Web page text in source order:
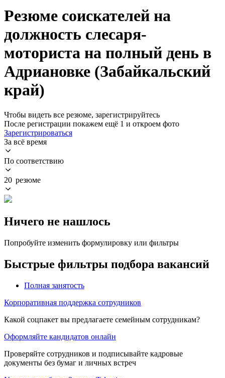
Резюме соискателей на
должность слесаря-
моториста на полный день в
Адриановке (Забайкальский
край)
Чтобы видеть все резюме, зарегистрируйтесь
После регистрации покажем ещё 1 и откроем фото
Зарегистрироваться
За всё время
По соответствию
20 резюме
Ничего не нашлось
Попробуйте изменить формулировку или фильтры
Быстрые фильтры подбора вакансий
Полная занятость
Корпоративная поддержка сотрудников
Какой соцпакет вы предлагаете семейным сотрудникам?
Оформляйте кандидатов онлайн
Проверяйте сотрудников и подписывайте кадровые
документы без бумаг и личных встреч